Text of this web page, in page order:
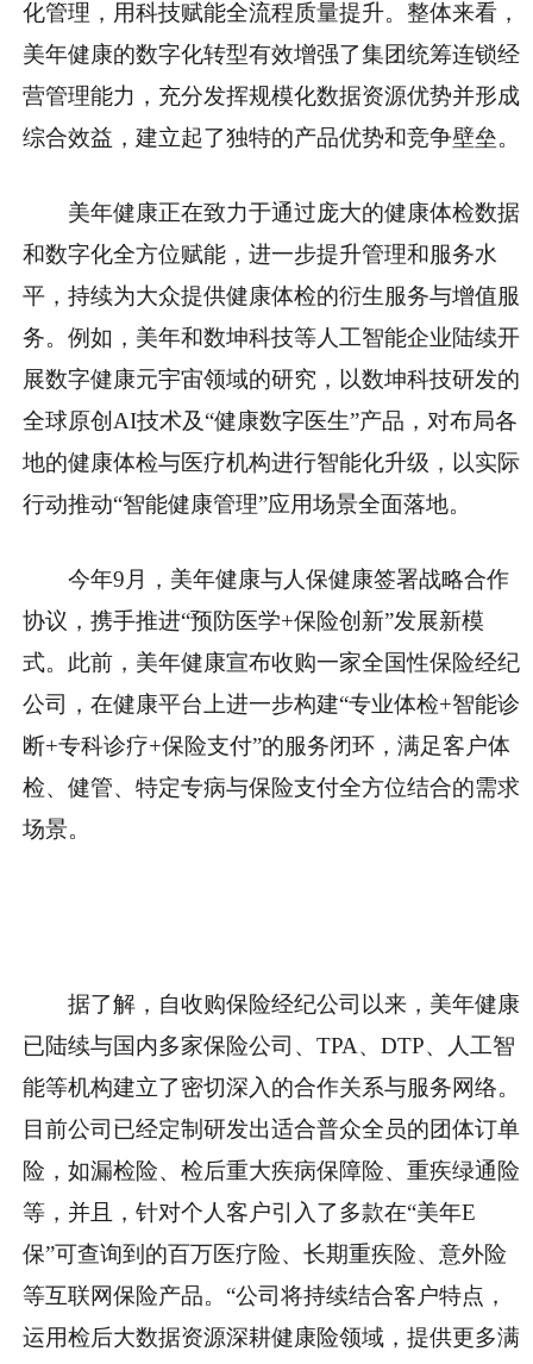
化管理，用科技赋能全流程质量提升。整体来看，
美年健康的数字化转型有效增强了集团统筹连锁经
营管理能力，充分发挥规模化数据资源优势并形成
综合效益，建立起了独特的产品优势和竞争壁垒。
美年健康正在致力于通过庞大的健康体检数据
和数字化全方位赋能，进一步提升管理和服务水
平，持续为大众提供健康体检的衍生服务与增值服
务。例如，美年和数坤科技等人工智能企业陆续开
展数字健康元宇宙领域的研究，以数坤科技研发的
全球原创AI技术及“健康数字医生”产品，对布局各
地的健康体检与医疗机构进行智能化升级，以实际
行动推动“智能健康管理”应用场景全面落地。
今年9月，美年健康与人保健康签署战略合作
协议，携手推进“预防医学+保险创新”发展新模
式。此前，美年健康宣布收购一家全国性保险经纪
公司，在健康平台上进一步构建“专业体检+智能诊
断+专科诊疗+保险支付”的服务闭环，满足客户体
检、健管、特定专病与保险支付全方位结合的需求
场景。
据了解，自收购保险经纪公司以来，美年健康
已陆续与国内多家保险公司、TPA、DTP、人工智
能等机构建立了密切深入的合作关系与服务网络。
目前公司已经定制研发出适合普众全员的团体订单
险，如漏检险、检后重大疾病保障险、重疾绿通险
等，并且，针对个人客户引入了多款在“美年E
保”可查询到的百万医疗险、长期重疾险、意外险
等互联网保险产品。“公司将持续结合客户特点，
运用检后大数据资源深耕健康险领域，提供更多满